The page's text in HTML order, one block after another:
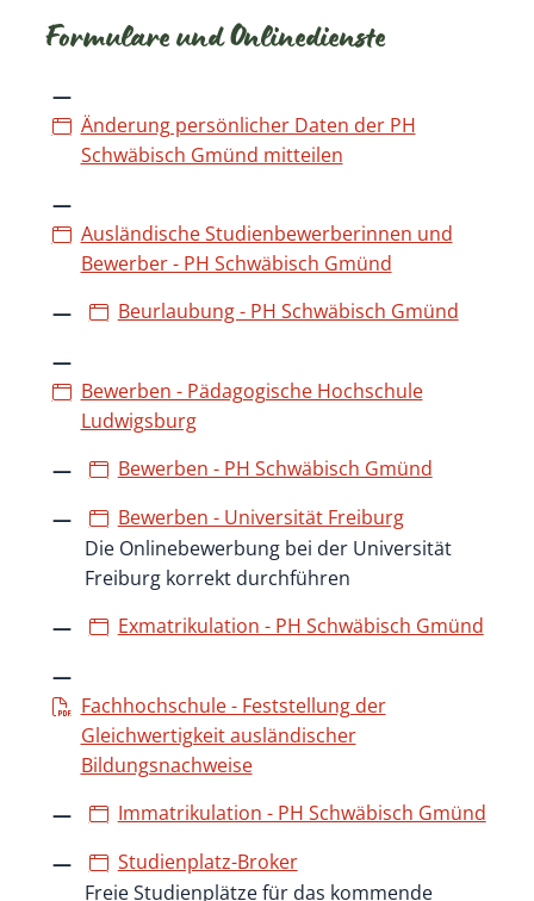
Formulare und Onlinedienste
Änderung persönlicher Daten der PH
Schwäbisch Gmünd mitteilen
Ausländische Studienbewerberinnen und
Bewerber - PH Schwäbisch Gmünd
Beurlaubung - PH Schwäbisch Gmünd
Bewerben - Pädagogische Hochschule
Ludwigsburg
Bewerben - PH Schwäbisch Gmünd
Bewerben - Universität Freiburg
Die Onlinebewerbung bei der Universität
Freiburg korrekt durchführen
Exmatrikulation - PH Schwäbisch Gmünd
Fachhochschule - Feststellung der
Gleichwertigkeit ausländischer
Bildungsnachweise
Immatrikulation - PH Schwäbisch Gmünd
Studienplatz-Broker
Freie Studienplätze für das kommende